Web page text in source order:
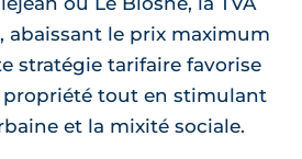
abaissant le prix maximum
stratégie tarifaire favorise
propriété tout en stimulant
et la mixité sociale.